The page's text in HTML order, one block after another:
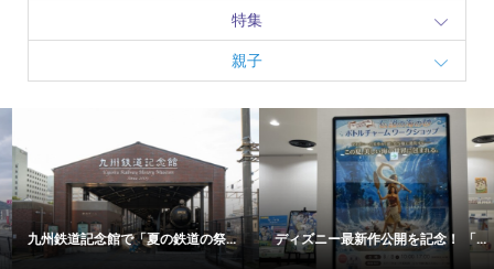
特集
親子
九州鉄道記念館で「夏の鉄道の祭... ディズニー最新作公開を記念！ 「...